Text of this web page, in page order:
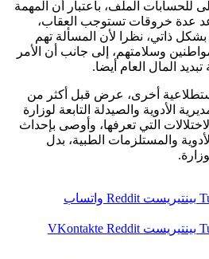
للحسابات الملف، باعتبار أن المهمة
عد عدة خروقات تستوجب العقاب،
بشكل ذاتي، نظرا لأن المسألة تهم
وسلامتهم، إلى جانب أن الأمر
المال العام أيضا.
أخرى، عرض قبل أكثر من
الأدوية والصيدلة التابعة لوزارة
التي تعرفها، وأوصى بإحداث
والمستلزمات الطبية، بدل
بينتيريست
واتساب
بينتيريست